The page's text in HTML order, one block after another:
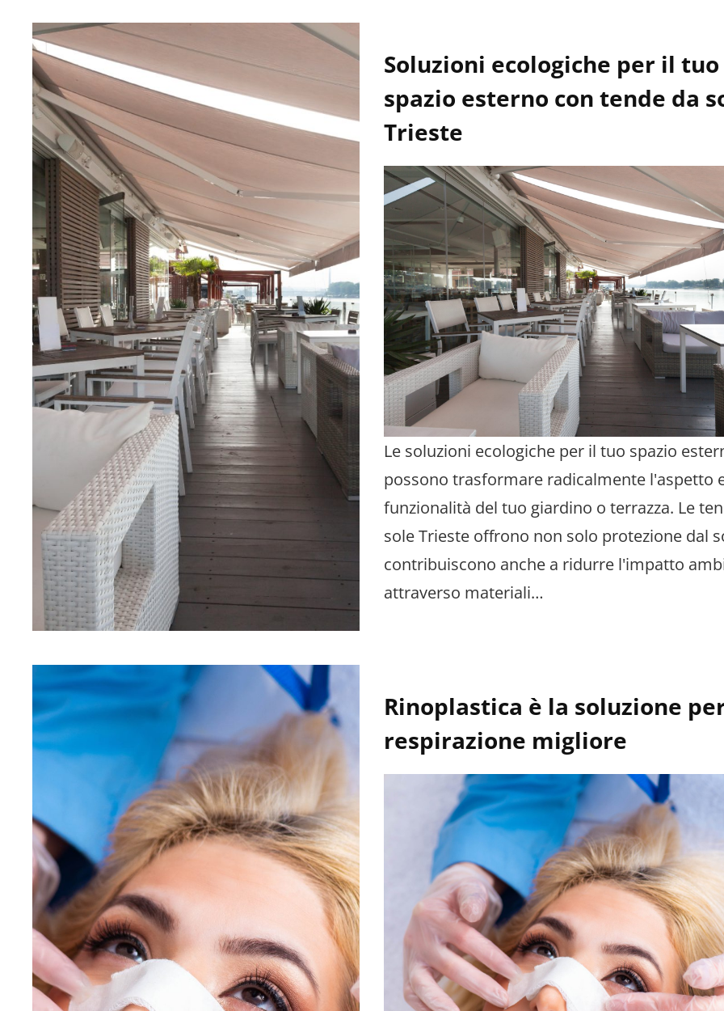
Soluzioni ecologiche per il tuo
spazio esterno con tende da
Trieste
Le soluzioni ecologiche per il tuo spazio
possono trasformare radicalmente l'aspetto
funzionalità del tuo giardino o terrazza. Le
sole Trieste offrono non solo protezione dal
contribuiscono anche a ridurre l'impatto
attraverso materiali…
Rinoplastica è la soluzione
respirazione migliore